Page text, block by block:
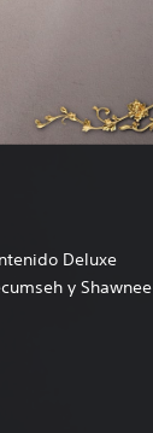
Deluxe
y Shawnee